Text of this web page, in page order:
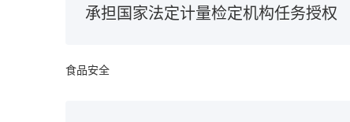
承担国家法定计量检定机构任务授权
食品安全